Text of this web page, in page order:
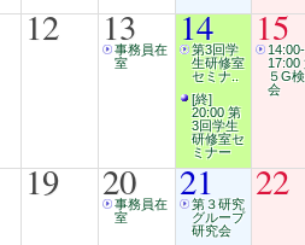
12 13
事務員在
室
14
第3回学
生研修室
セミナ..
[終]
20:00 第
3回学生
研修室セ
ミナー
15
14:00-
17:00
５G
会
19 20
事務員在
室
21
第３研究
グループ
研究会
22